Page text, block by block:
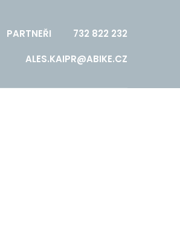
PARTNEŘI
732 822 232
ALES.KAIPR@ABIKE.CZ